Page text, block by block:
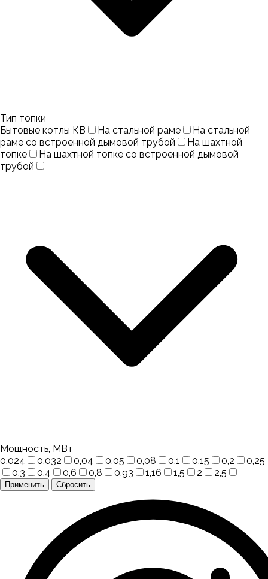
Тип топки
Бытовые котлы КВ
На стальной раме
На стальной
раме со встроенной дымовой трубой
На шахтной
топке
На шахтной топке со встроенной дымовой
трубой
Мощность, МВт
0,024
0,032 0,04 0,05 0,08 0,1 0,15 0,2
0,25
0,3
0,4 0,6 0,8 0,93 1,16 1,5 2 2,5
Применить Сбросить